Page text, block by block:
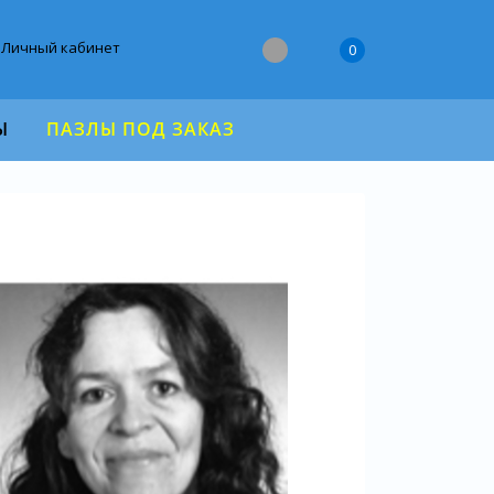
Личный кабинет 0
ПАЗЛЫ ПОД ЗАКАЗ